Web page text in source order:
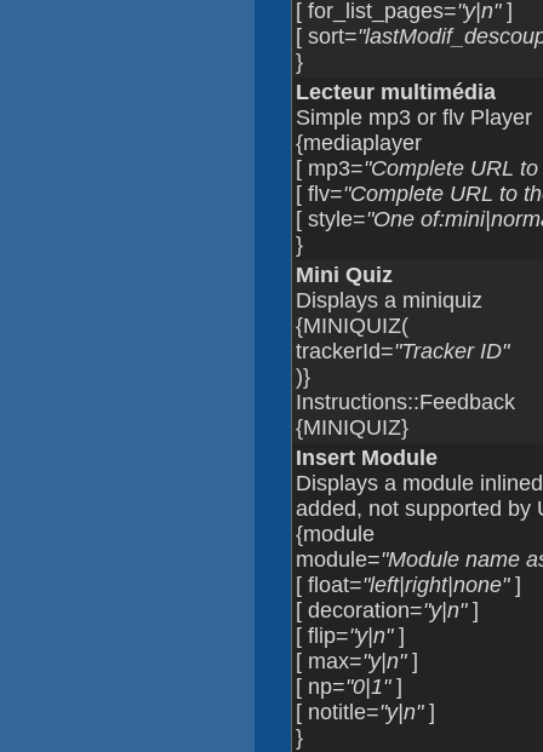
[ for_list_pages="y|n"]
[ sort=
}
Lecteur multimédia
Simple mp3 or flv Player
{mediaplayer
[ mp3="Complete URL
[ flv="Complete URL to
[ style="One
}
Mini Quiz
Displays a miniquiz
{MINIQUIZ(
trackerId="Tracker ID"
)}
Instructions::Feedback
{MINIQUIZ}
Insert Module
Displays a module
added, not supported by
{module
module="Module name
[ float="left|right|none"]
[ decoration="y|n"]
[ flip="y|n"]
[ max="y|n"]
[ np="0|1"]
[ notitle="y|n"]
}